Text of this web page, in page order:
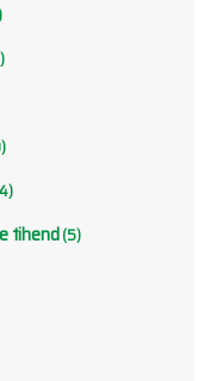
tihend(5)